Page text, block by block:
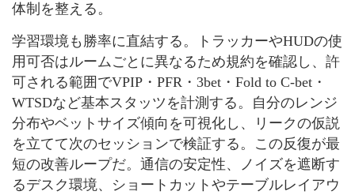
体制を整える。
学習環境も勝率に直結する。トラッカーやHUDの使
用可否はルームごとに異なるため規約を確認し、許
可される範囲でVPIP・PFR・3bet・Fold to C-bet・
WTSDなど基本スタッツを計測する。自分のレンジ
分布やベットサイズ傾向を可視化し、リークの仮説
を立てて次のセッションで検証する。この反復が最
短の改善ループだ。通信の安定性、ノイズを遮断す
るデスク環境、ショートカットやテーブルレイアウ